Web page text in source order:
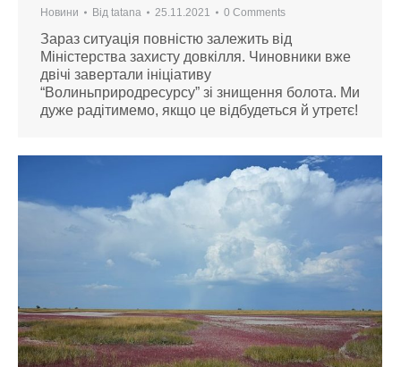
Новини Від tatana 25.11.2021 0 Comments
Зараз ситуація повністю залежить від
Міністерства захисту довкілля. Чиновники вже
двічі завертали ініціативу
“Волиньприродресурсу” зі знищення болота. Ми
дуже радітимемо, якщо це відбудеться й утретє!